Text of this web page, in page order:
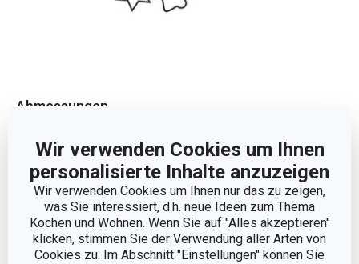
Wir verwenden Cookies um Ihnen
personalisierte Inhalte anzuzeigen
Wir verwenden Cookies um Ihnen nur das zu zeigen,
was Sie interessiert, d.h. neue Ideen zum Thema
Kochen und Wohnen. Wenn Sie auf "Alles akzeptieren"
klicken, stimmen Sie der Verwendung aller Arten von
Cookies zu. Im Abschnitt "Einstellungen" können Sie
Abmessungen
PRODUKTLÄNGE (CM) 7
Andere Parameter
KATEGORIE Teigrad